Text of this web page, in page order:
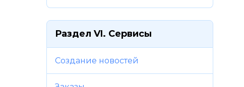
Раздел VI. Сервисы
Создание новостей